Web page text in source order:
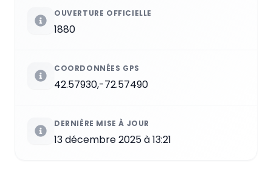
OUVERTURE OFFICIELLE
1880
COORDONNÉES GPS
42.57930,-72.57490
DERNIÈRE MISE À JOUR
13 décembre 2025 à 13:21